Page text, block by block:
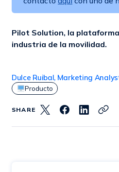
Pilot Solution, la
industria de la movilidad.
Dulce Ruibal, Marketing
Producto
SHARE